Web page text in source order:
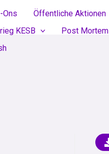
Ons Öffentliche Aktionen
KESB Post Mortem